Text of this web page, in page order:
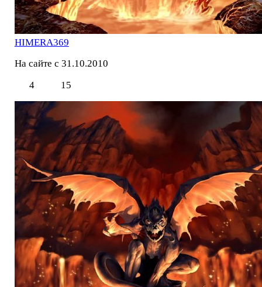
HIMERA369
На сайте с 31.10.2010
4
15